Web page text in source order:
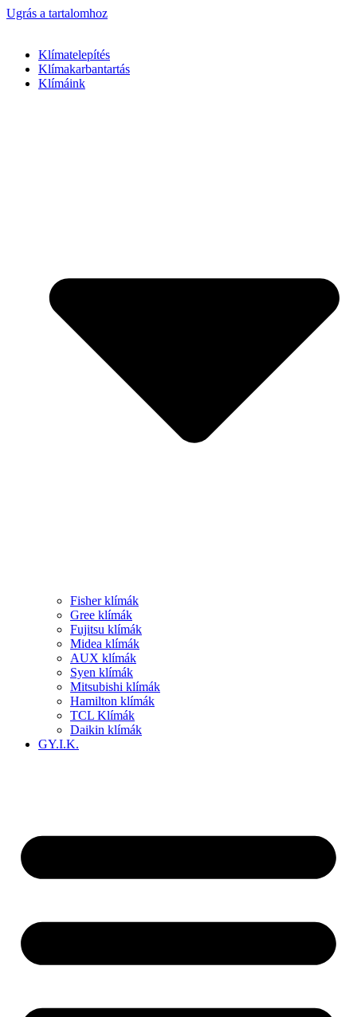
Ugrás a tartalomhoz
Klímatelepítés
Klímakarbantartás
Klímáink
Fisher klímák
Gree klímák
Fujitsu klímák
Midea klímák
AUX klímák
Syen klímák
Mitsubishi klímák
Hamilton klímák
TCL Klímák
Daikin klímák
GY.I.K.